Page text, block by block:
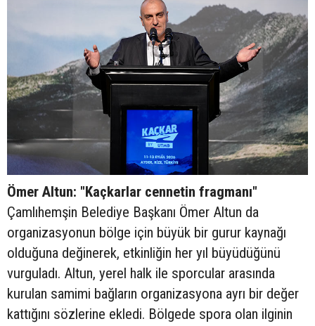
Ömer Altun: "Kaçkarlar cennetin fragmanı"
Çamlıhemşin Belediye Başkanı Ömer Altun da
organizasyonun bölge için büyük bir gurur kaynağı
olduğuna değinerek, etkinliğin her yıl büyüdüğünü
vurguladı. Altun, yerel halk ile sporcular arasında
kurulan samimi bağların organizasyona ayrı bir değer
kattığını sözlerine ekledi. Bölgede spora olan ilginin